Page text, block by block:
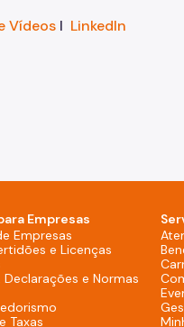
VídeosI LinkedIn
Empresas
Empresas
e Licenças
Declarações e Normas
Taxas